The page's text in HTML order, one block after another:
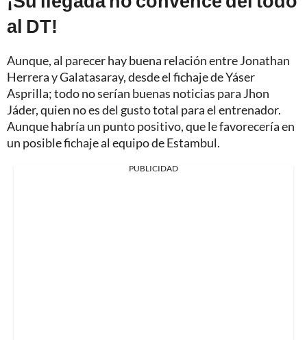
al DT!
Aunque, al parecer hay buena relación entre Jonathan
Herrera y Galatasaray, desde el fichaje de Yáser
Asprilla; todo no serían buenas noticias para Jhon
Jáder, quien no es del gusto total para el entrenador.
Aunque habría un punto positivo, que le favorecería en
un posible fichaje al equipo de Estambul.
PUBLICIDAD